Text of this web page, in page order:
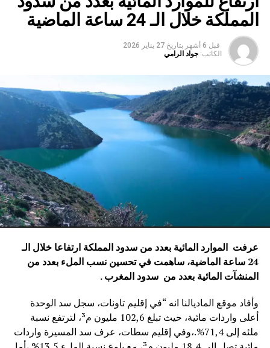
المملكة خلال الـ 24 ساعة الماضية
قبل 6 أشهر بتاريخ 27 يناير 2026
الكاتب: جواد الرامي
عرفت الموارد المائية بعدد من سدود المملكة ارتفاعا خلال الـ
24 ساعة الماضية، ساهمت في تحسين نسب الملء بعدد من
المنشآت المائية بعدد من سدود المغرب .
وأفاد موقع الماديالنا انه “في إقليم تاونات، سجل سد الوحدة
أعلى واردات مائية، حيث تبلغ 102,6 مليون م³، لترتفع نسبة
ملئه إلى 71,4%.،وفي إقليم سطات، عرف سد المسيرة واردات